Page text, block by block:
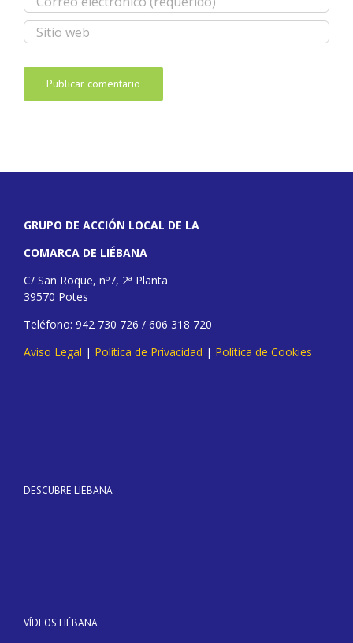
GRUPO DE ACCIÓN LOCAL DE LA
COMARCA DE LIÉBANA
C/ San Roque, nº7, 2ª Planta
39570 Potes
Teléfono: 942 730 726 / 606 318 720
Aviso Legal | Política de Privacidad | Política de Cookies
DESCUBRE LIÉBANA
VÍDEOS LIÉBANA